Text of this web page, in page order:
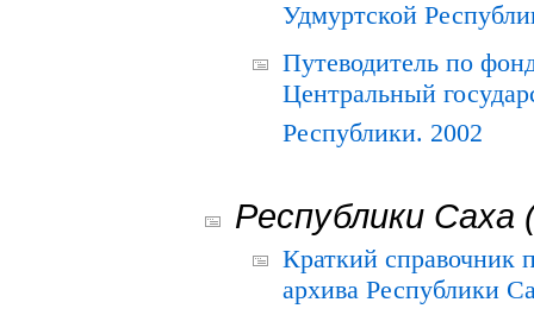
Удмуртской
Путеводитель по
Центральный
Республики. 2002
Республики Саха
Краткий справочник
архива Республики